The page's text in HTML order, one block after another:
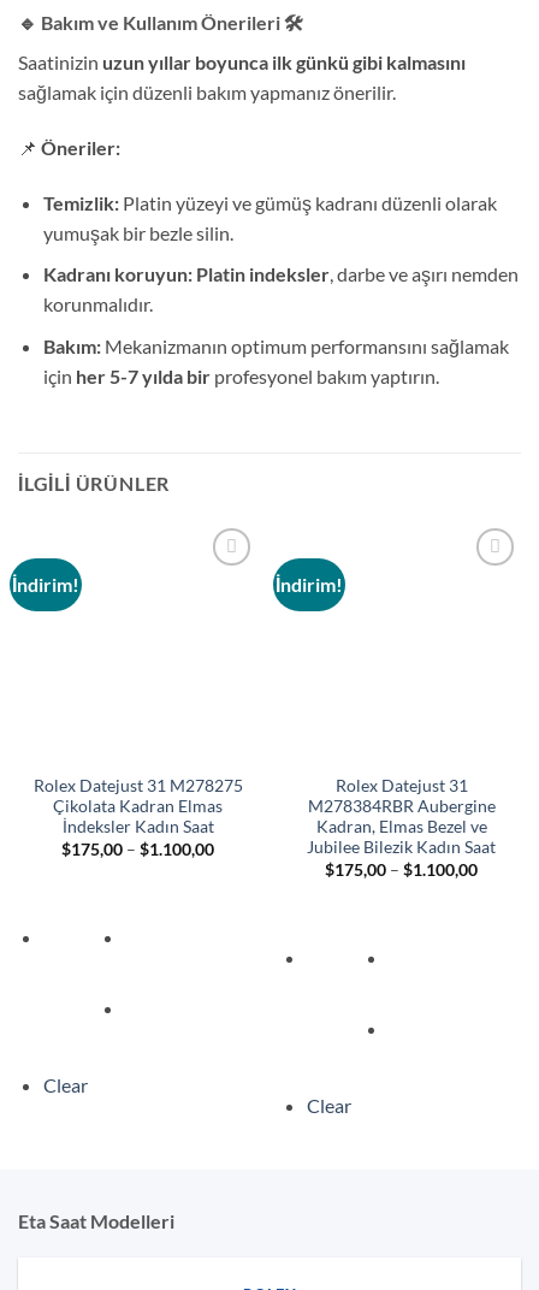
🔹 Bakım ve Kullanım Önerileri🛠️
Saatinizin uzun yıllar boyunca ilk günkü gibi kalmasını
sağlamak için düzenli bakım yapmanız önerilir.
📌 Öneriler:
Temizlik:Platin yüzeyi ve gümüş kadranı düzenli olarak
yumuşak bir bezle silin.
Kadranı koruyun: Platin indeksler, darbe ve aşırı nemden
korunmalıdır.
Bakım:Mekanizmanın optimum performansını sağlamak
için her 5-7 yılda birprofesyonel bakım yaptırın.
İLGILI ÜRÜNLER
İndirim!
Rolex Datejust 31 M278275
Çikolata Kadran Elmas
İndeksler Kadın Saat
$175,00 – $1.100,00Fiyat
Clear
İndirim!
Rolex Datejust 31
M278384RBR Aubergine
Kadran, Elmas Bezel ve
Jubilee Bilezik Kadın Saat
$175,00 – $1.100,00Fiyat
Clear
Eta Saat Modelleri